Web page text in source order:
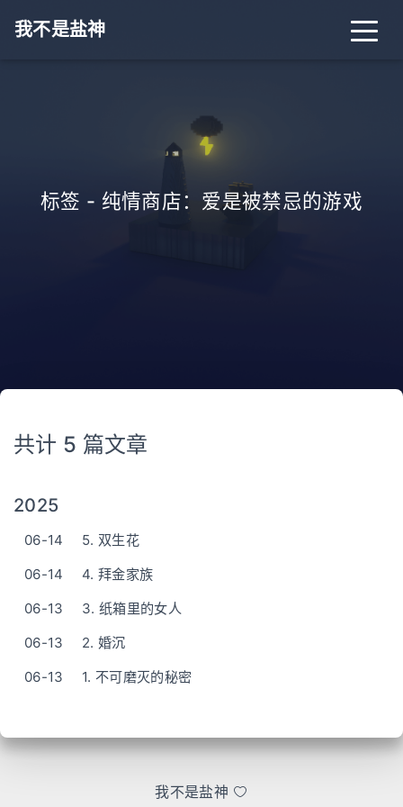
我不是盐神
标签 - 纯情商店：爱是被禁忌的游戏
共计 5 篇文章
2025
06-14
5. 双生花
06-14
4. 拜金家族
06-13
3. 纸箱里的女人
06-13
2. 婚沉
06-13
1. 不可磨灭的秘密
我不是盐神